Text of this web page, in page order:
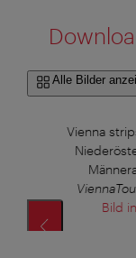
Alle Bilder
Vienna
Bild